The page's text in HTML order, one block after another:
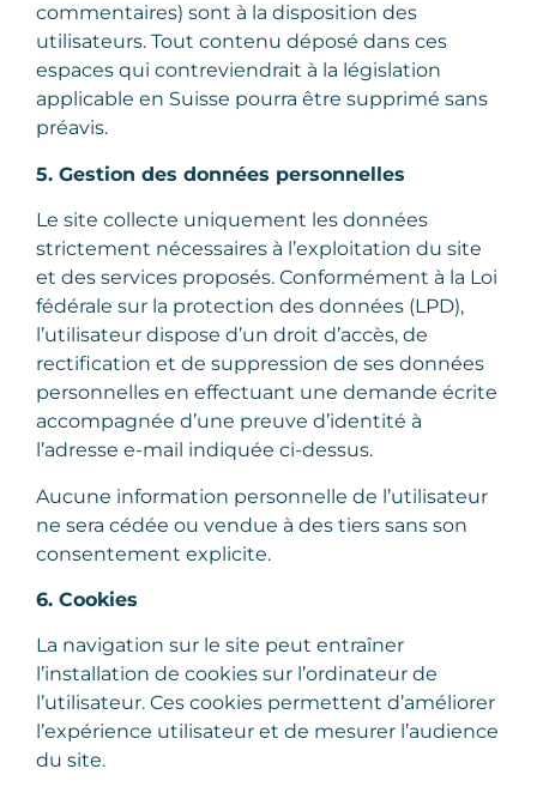
commentaires) sont à la disposition des
utilisateurs. Tout contenu déposé dans ces
espaces qui contreviendrait à la législation
applicable en Suisse pourra être supprimé sans
préavis.
5. Gestion des données personnelles
Le site collecte uniquement les données
strictement nécessaires à l’exploitation du site
et des services proposés. Conformément à la Loi
fédérale sur la protection des données (LPD),
l’utilisateur dispose d’un droit d’accès, de
rectification et de suppression de ses données
personnelles en effectuant une demande écrite
accompagnée d’une preuve d’identité à
l’adresse e-mail indiquée ci-dessus.
Aucune information personnelle de l’utilisateur
ne sera cédée ou vendue à des tiers sans son
consentement explicite.
6. Cookies
La navigation sur le site peut entraîner
l’installation de cookies sur l’ordinateur de
l’utilisateur. Ces cookies permettent d’améliorer
l’expérience utilisateur et de mesurer l’audience
du site.